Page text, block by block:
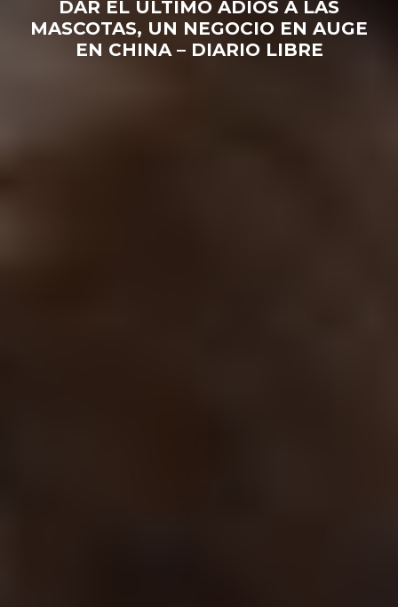
DAR EL ÚLTIMO ADIÓS A LAS
MASCOTAS, UN NEGOCIO EN AUGE
EN CHINA – DIARIO LIBRE